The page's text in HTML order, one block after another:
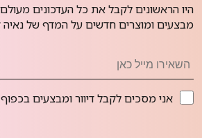
היו הראשונים לקבל את כל העדכונים
מבצעים ומוצרים חדשים על המדף של נאיה
אני מסכים לקבל דיוור ומבצעים